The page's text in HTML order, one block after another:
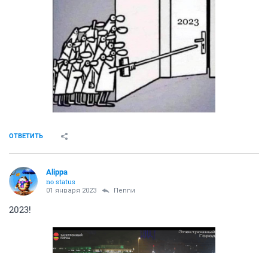
ОТВЕТИТЬ
Alippa
no status
01 января 2023 Пепnи
2023!